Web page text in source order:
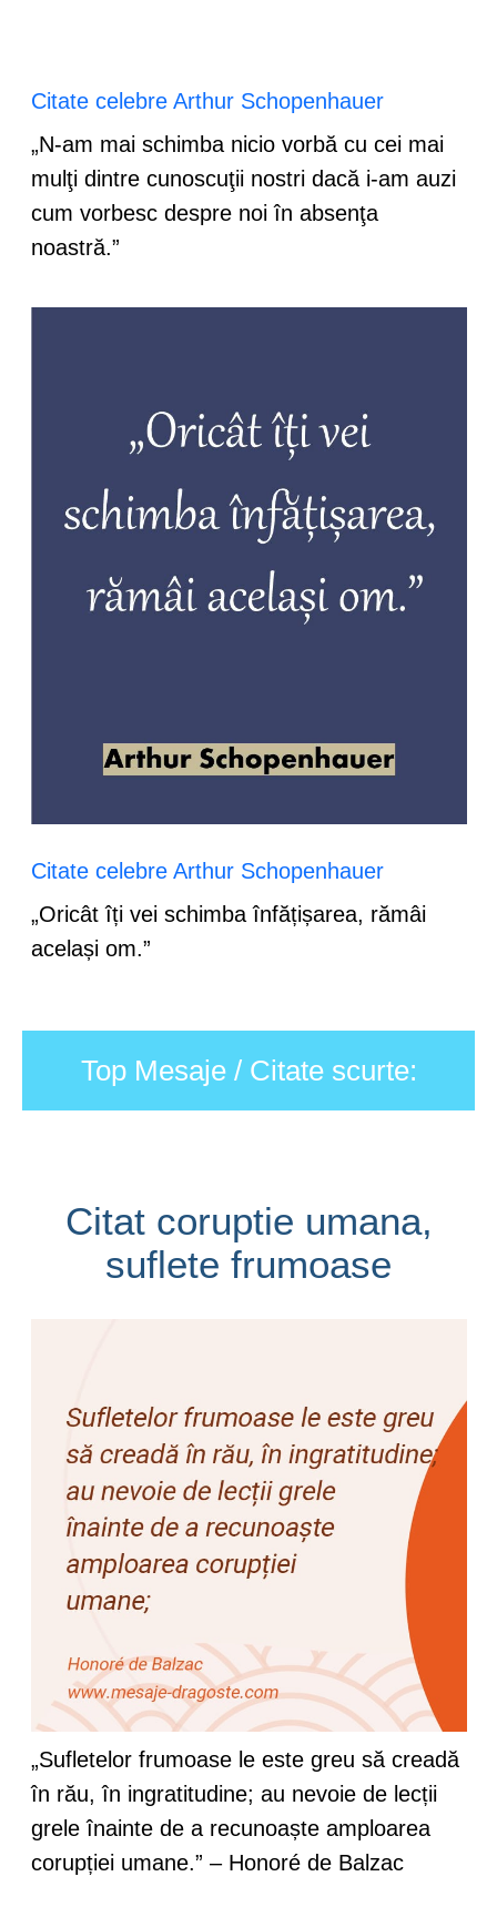
Citate celebre Arthur Schopenhauer
„N-am mai schimba nicio vorbă cu cei mai
mulţi dintre cunoscuţii nostri dacă i-am auzi
cum vorbesc despre noi în absenţa
noastră.”
Citate celebre Arthur Schopenhauer
„Oricât îți vei schimba înfățișarea, rămâi
același om.”
Top Mesaje / Citate scurte:
Citat coruptie umana,
suflete frumoase
„Sufletelor frumoase le este greu să creadă
în rău, în ingratitudine; au nevoie de lecții
grele înainte de a recunoaște amploarea
corupției umane.” – Honoré de Balzac